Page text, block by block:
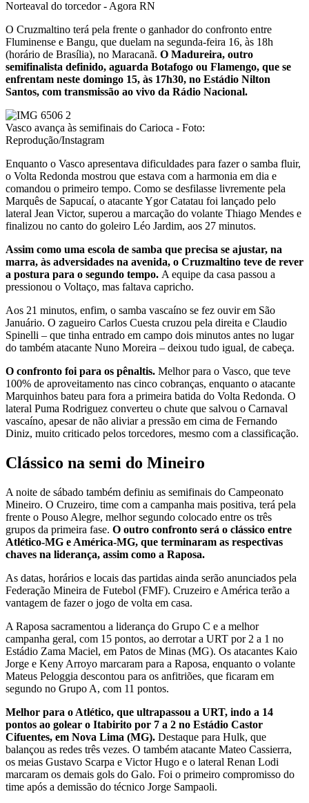
O Cruzmaltino terá pela frente o ganhador do confronto entre
Fluminense e Bangu, que duelam na segunda-feira 16, às 18h
(horário de Brasília), no Maracanã. O Madureira, outro
semifinalista definido, aguarda Botafogo ou Flamengo, que se
enfrentam neste domingo 15, às 17h30, no Estádio Nilton
Santos, com transmissão ao vivo da Rádio Nacional.
Vasco avança às semifinais do Carioca - Foto:
Reprodução/Instagram
Enquanto o Vasco apresentava dificuldades para fazer o samba fluir,
o Volta Redonda mostrou que estava com a harmonia em dia e
comandou o primeiro tempo. Como se desfilasse livremente pela
Marquês de Sapucaí, o atacante Ygor Catatau foi lançado pelo
lateral Jean Victor, superou a marcação do volante Thiago Mendes e
finalizou no canto do goleiro Léo Jardim, aos 27 minutos.
Assim como uma escola de samba que precisa se ajustar, na
marra, às adversidades na avenida, o Cruzmaltino teve de rever
a postura para o segundo tempo. A equipe da casa passou a
pressionou o Voltaço, mas faltava capricho.
Aos 21 minutos, enfim, o samba vascaíno se fez ouvir em São
Januário. O zagueiro Carlos Cuesta cruzou pela direita e Claudio
Spinelli – que tinha entrado em campo dois minutos antes no lugar
do também atacante Nuno Moreira – deixou tudo igual, de cabeça.
O confronto foi para os pênaltis. Melhor para o Vasco, que teve
100% de aproveitamento nas cinco cobranças, enquanto o atacante
Marquinhos bateu para fora a primeira batida do Volta Redonda. O
lateral Puma Rodriguez converteu o chute que salvou o Carnaval
vascaíno, apesar de não aliviar a pressão em cima de Fernando
Diniz, muito criticado pelos torcedores, mesmo com a classificação.
Clássico na semi do Mineiro
A noite de sábado também definiu as semifinais do Campeonato
Mineiro. O Cruzeiro, time com a campanha mais positiva, terá pela
frente o Pouso Alegre, melhor segundo colocado entre os três
grupos da primeira fase. O outro confronto será o clássico entre
Atlético-MG e América-MG, que terminaram as respectivas
chaves na liderança, assim como a Raposa.
As datas, horários e locais das partidas ainda serão anunciados pela
Federação Mineira de Futebol (FMF). Cruzeiro e América terão a
vantagem de fazer o jogo de volta em casa.
A Raposa sacramentou a liderança do Grupo C e a melhor
campanha geral, com 15 pontos, ao derrotar a URT por 2 a 1 no
Estádio Zama Maciel, em Patos de Minas (MG). Os atacantes Kaio
Jorge e Keny Arroyo marcaram para a Raposa, enquanto o volante
Mateus Peloggia descontou para os anfitriões, que ficaram em
segundo no Grupo A, com 11 pontos.
Melhor para o Atlético, que ultrapassou a URT, indo a 14
pontos ao golear o Itabirito por 7 a 2 no Estádio Castor
Cifuentes, em Nova Lima (MG). Destaque para Hulk, que
balançou as redes três vezes. O também atacante Mateo Cassierra,
os meias Gustavo Scarpa e Victor Hugo e o lateral Renan Lodi
marcaram os demais gols do Galo. Foi o primeiro compromisso do
time após a demissão do técnico Jorge Sampaoli.